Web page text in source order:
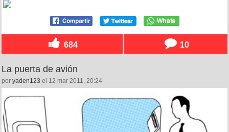
684 10
La puerta de avión
por yaden123 el 12 mar 2011, 20:24